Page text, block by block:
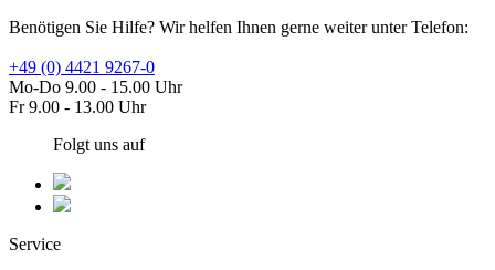
Benötigen Sie Hilfe? Wir helfen Ihnen gerne weiter unter Telefon:
+49 (0) 4421 9267-0
Mo-Do 9.00 - 15.00 Uhr
Fr 9.00 - 13.00 Uhr
Folgt uns auf
Service